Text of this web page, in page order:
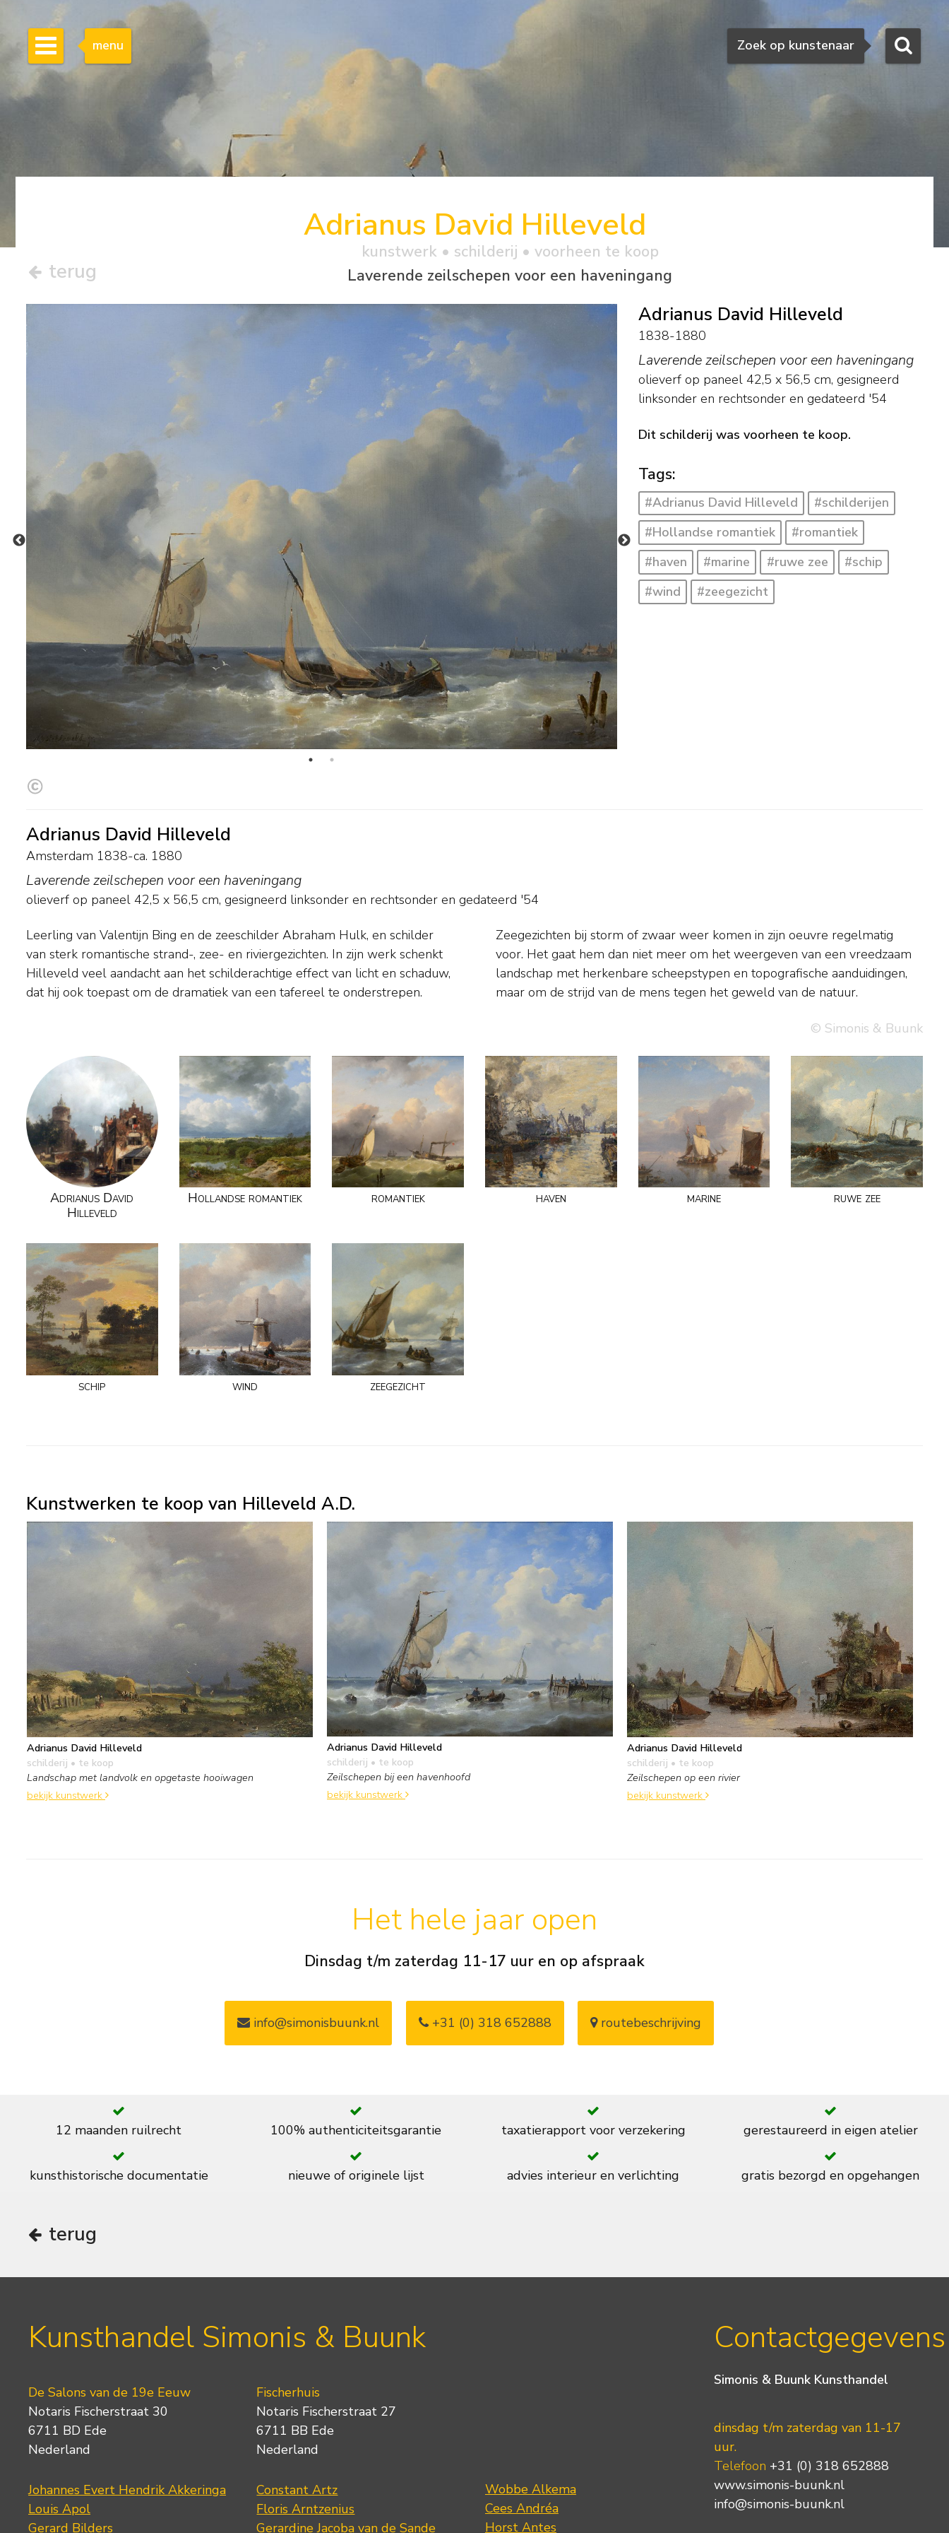
Zoeken
Zoek op kunstenaar
menu
terug
Adrianus David Hilleveld
kunstwerk • schilderij • voorheen te koop
Laverende zeilschepen voor een haveningang
Adrianus David Hilleveld
1838-1880
Laverende zeilschepen voor een haveningang
olieverf op paneel 42,5 x 56,5 cm, gesigneerd
linksonder en rechtsonder en gedateerd '54
Dit schilderij was voorheen te koop.
Tags:
#Adrianus David Hilleveld
#schilderijen
#Hollandse romantiek
#romantiek
#haven
#marine #ruwe zee
#schip
#wind
#zeegezicht
Adrianus David Hilleveld
Amsterdam 1838-ca. 1880
Laverende zeilschepen voor een haveningang
olieverf op paneel 42,5 x 56,5 cm, gesigneerd linksonder en rechtsonder en gedateerd '54
Leerling van Valentijn Bing en de zeeschilder Abraham Hulk, en schilder
van sterk romantische strand-, zee- en riviergezichten. In zijn werk schenkt
Hilleveld veel aandacht aan het schilderachtige effect van licht en schaduw,
dat hij ook toepast om de dramatiek van een tafereel te onderstrepen.
Zeegezichten bij storm of zwaar weer komen in zijn oeuvre regelmatig
voor. Het gaat hem dan niet meer om het weergeven van een vreedzaam
landschap met herkenbare scheepstypen en topografische aanduidingen,
maar om de strijd van de mens tegen het geweld van de natuur.
© Simonis & Buunk
Adrianus David
Hilleveld
Hollandse romantiek romantiek haven marine ruwe zee
schip wind zeegezicht
Kunstwerken te koop van Hilleveld A.D.
Adrianus David Hilleveld
schilderij • te koop
Landschap met landvolk en opgetaste hooiwagen
bekijk kunstwerk
Adrianus David Hilleveld
schilderij • te koop
Zeilschepen bij een havenhoofd
bekijk kunstwerk
Adrianus David Hilleveld
schilderij • te koop
Zeilschepen op een rivier
bekijk kunstwerk
Het hele jaar open
Dinsdag t/m zaterdag 11-17 uur en op afspraak
info@simonisbuunk.nl +31 (0) 318 652888 routebeschrijving
12 maanden ruilrecht 100% authenticiteitsgarantie taxatierapport voor verzekering gerestaureerd in eigen atelier
kunsthistorische documentatie nieuwe of originele lijst advies interieur en verlichting gratis bezorgd en opgehangen
terug
Kunsthandel Simonis & Buunk
De Salons van de 19e Eeuw
Notaris Fischerstraat 30
6711 BD Ede
Nederland
Johannes Evert Hendrik Akkeringa
Louis Apol
Gerard Bilders
Fischerhuis
Notaris Fischerstraat 27
6711 BB Ede
Nederland
Constant Artz
Floris Arntzenius
Gerardine Jacoba van de Sande
Wobbe Alkema
Cees Andréa
Horst Antes
Contactgegevens
Simonis & Buunk Kunsthandel
dinsdag t/m zaterdag van 11-17
uur.
Telefoon +31 (0) 318 652888
www.simonis-buunk.nl
info@simonis-buunk.nl